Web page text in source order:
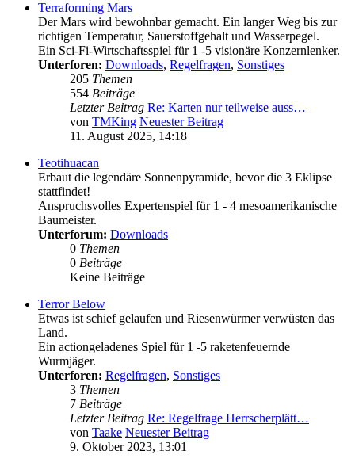
Terraforming Mars
Der Mars wird bewohnbar gemacht. Ein langer Weg bis zur
richtigen Temperatur, Sauerstoffgehalt und Wasserpegel.
Ein Sci-Fi-Wirtschaftsspiel für 1 -5 visionäre Konzernlenker.
Unterforen: Downloads, Regelfragen, Sonstiges
205 Themen
554 Beiträge
Letzter Beitrag Re: Karten nur teilweise auss…
von TMKing Neuester Beitrag
11. August 2025, 14:18
Teotihuacan
Erbaut die legendäre Sonnenpyramide, bevor die 3 Eklipse
stattfindet!
Anspruchsvolles Expertenspiel für 1 - 4 mesoamerikanische
Baumeister.
Unterforum: Downloads
0 Themen
0 Beiträge
Keine Beiträge
Terror Below
Etwas ist schief gelaufen und Riesenwürmer verwüsten das
Land.
Ein actiongeladenes Spiel für 1 -5 raketenfeuernde
Wurmjäger.
Unterforen: Regelfragen, Sonstiges
3 Themen
7 Beiträge
Letzter Beitrag Re: Regelfrage Herrscherplätt…
von Taake Neuester Beitrag
9. Oktober 2023, 13:01